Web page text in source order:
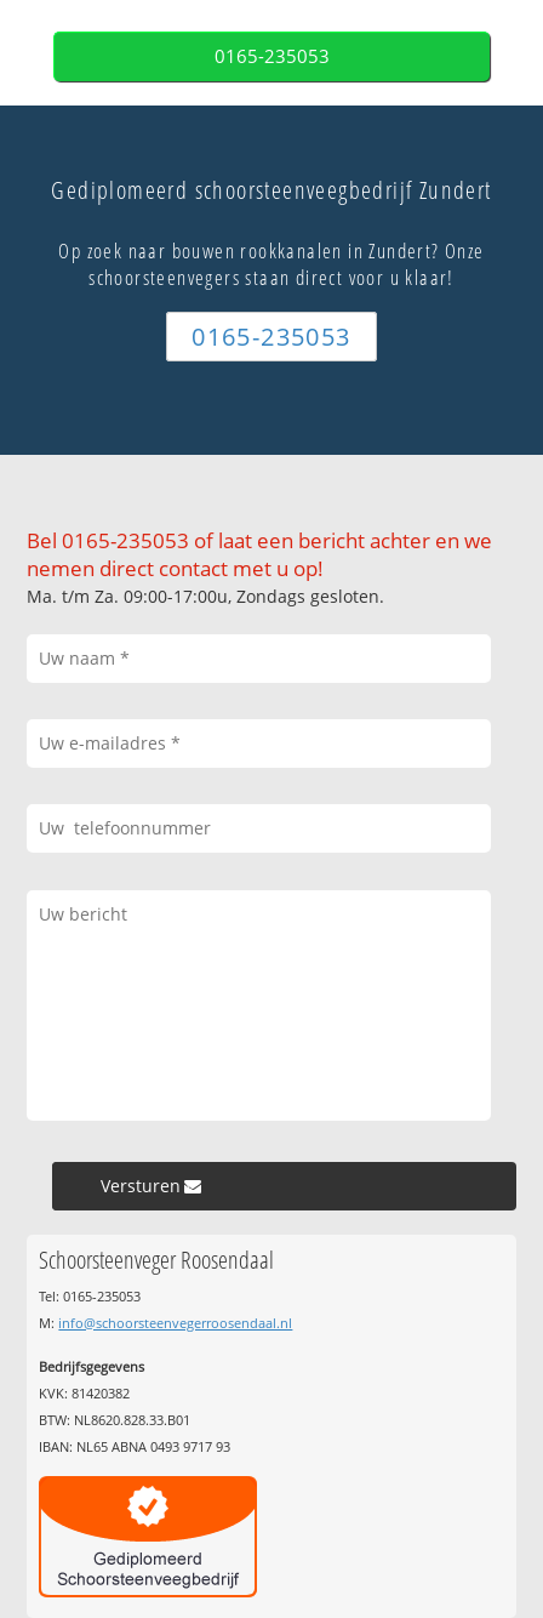
0165-235053
Gediplomeerd schoorsteenveegbedrijf Zundert
Op zoek naar bouwen rookkanalen in Zundert? Onze
schoorsteenvegers staan direct voor u klaar!
0165-235053
Bel 0165-235053 of laat een bericht achter en we
nemen direct contact met u op!
Ma. t/m Za. 09:00-17:00u, Zondags gesloten.
Versturen »
Schoorsteenveger Roosendaal
Tel: 0165-235053
M: info@schoorsteenvegerroosendaal.nl
Bedrijfsgegevens
KVK: 81420382
BTW: NL8620.828.33.B01
IBAN: NL65 ABNA 0493 9717 93